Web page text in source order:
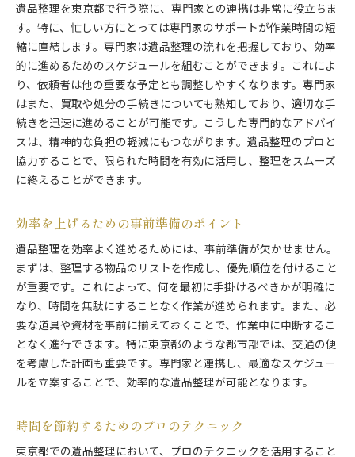
遺品整理を東京都で行う際に、専門家との連携は非常に役立ちま
す。特に、忙しい方にとっては専門家のサポートが作業時間の短
縮に直結します。専門家は遺品整理の流れを把握しており、効率
的に進めるためのスケジュールを組むことができます。これによ
り、依頼者は他の重要な予定とも調整しやすくなります。専門家
はまた、買取や処分の手続きについても熟知しており、適切な手
続きを迅速に進めることが可能です。こうした専門的なアドバイ
スは、精神的な負担の軽減にもつながります。遺品整理のプロと
協力することで、限られた時間を有効に活用し、整理をスムーズ
に終えることができます。
効率を上げるための事前準備のポイント
遺品整理を効率よく進めるためには、事前準備が欠かせません。
まずは、整理する物品のリストを作成し、優先順位を付けること
が重要です。これによって、何を最初に手掛けるべきかが明確に
なり、時間を無駄にすることなく作業が進められます。また、必
要な道具や資材を事前に揃えておくことで、作業中に中断するこ
となく進行できます。特に東京都のような都市部では、交通の便
を考慮した計画も重要です。専門家と連携し、最適なスケジュー
ルを立案することで、効率的な遺品整理が可能となります。
時間を節約するためのプロのテクニック
東京都での遺品整理において、プロのテクニックを活用すること